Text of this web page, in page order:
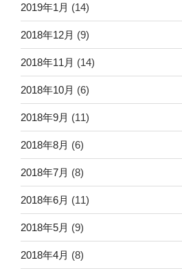
2019年1月 (14)
2018年12月 (9)
2018年11月 (14)
2018年10月 (6)
2018年9月 (11)
2018年8月 (6)
2018年7月 (8)
2018年6月 (11)
2018年5月 (9)
2018年4月 (8)